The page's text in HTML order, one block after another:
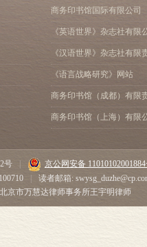
为社会改良和
珍贵、厚重的
商务印书馆国际有限公司
《英语世界》杂志社有限
《汉语世界》杂志社有限
《语言战略研究》网站
商务印书馆（成都）有限
商务印书馆（上海）有限
号
京公网安备
读者邮箱:
京市万慧达律师事务所王宇明律师